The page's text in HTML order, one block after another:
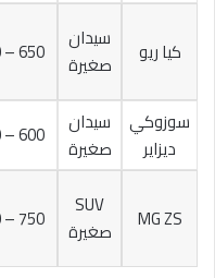
كيا ريو
سيدان
صغيرة
650 – 800
سوزوكي
ديزاير
سيدان
صغيرة
600 – 780
MG ZS
SUV
صغيرة
750 – 800